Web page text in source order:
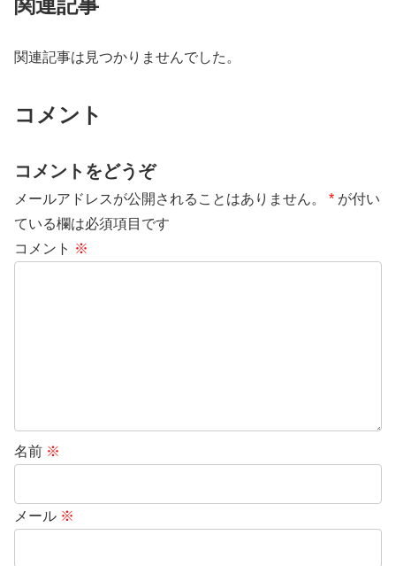
関連記事は見つかりませんでした。
コメント
コメントをどうぞ
メールアドレスが公開されることはありません。 * が付い
ている欄は必須項目です
コメント ※
名前 ※
メール ※